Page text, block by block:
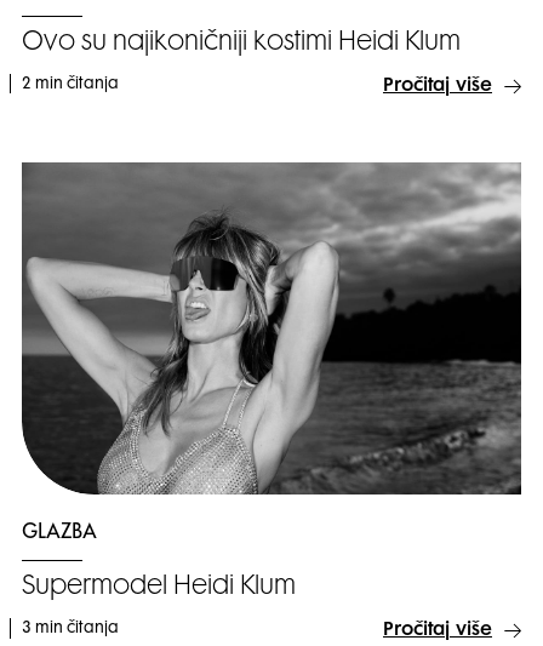
Ovo su najikoničniji kostimi Heidi Klum
2 min čitanja Pročitaj više
GLAZBA
Supermodel Heidi Klum
3 min čitanja Pročitaj više